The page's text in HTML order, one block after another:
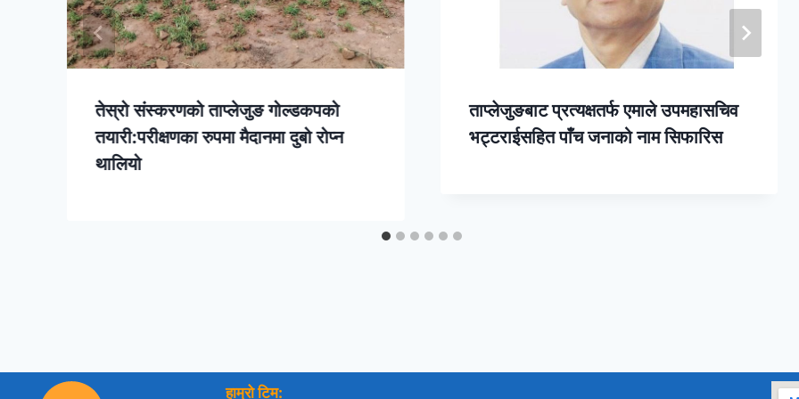
तेस्रो संस्करणको ताप्लेजुङ गोल्डकपको
तयारी:परीक्षणका रुपमा मैदानमा दुबो रोप्न
थालियो
ताप्लेजुङबाट प्रत्यक्षतर्फ एमाले उपमहासचिव
भट्टराईसहित पाँच जनाको नाम सिफारिस
हाम्रो टिम: